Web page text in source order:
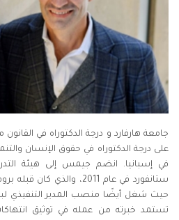
جامعة هارفارد و درجة الدكتوراه في
على درجة الدكتوراه في حقوق الإنسان
في إسبانيا. انضم جيمس إلى هيئة
ستانفورد في عام 2011،
حيث شغل أيضًا منصب المدير التنفيذي
تستمد خبرته من عمله في توثيق